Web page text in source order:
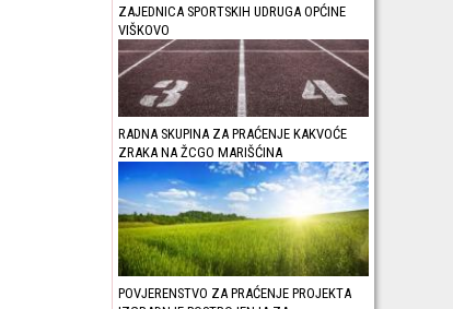
ZAJEDNICA SPORTSKIH UDRUGA OPĆINE
VIŠKOVO
RADNA SKUPINA ZA PRAĆENJE KAKVOĆE
ZRAKA NA ŽCGO MARIŠĆINA
POVJERENSTVO ZA PRAĆENJE PROJEKTA